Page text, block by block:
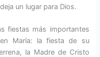
un lugar para Dios.
fiestas más importantes
María: la fiesta de su
la Madre de Cristo